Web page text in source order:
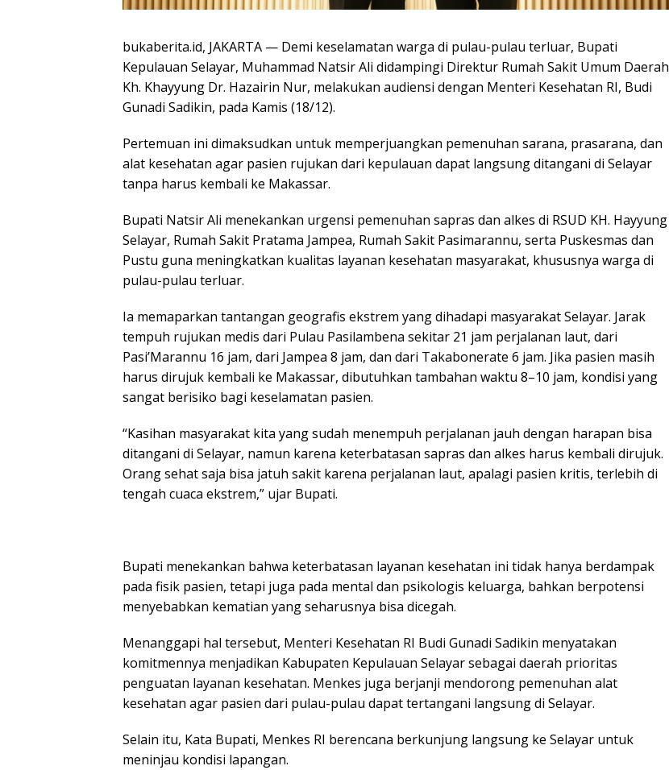
bukaberita.id, JAKARTA — Demi keselamatan warga di pulau-pulau terluar, Bupati
Kepulauan Selayar, Muhammad Natsir Ali didampingi Direktur Rumah Sakit Umum Daerah
Kh. Khayyung Dr. Hazairin Nur, melakukan audiensi dengan Menteri Kesehatan RI, Budi
Gunadi Sadikin, pada Kamis (18/12).
Pertemuan ini dimaksudkan untuk memperjuangkan pemenuhan sarana, prasarana, dan
alat kesehatan agar pasien rujukan dari kepulauan dapat langsung ditangani di Selayar
tanpa harus kembali ke Makassar.
Bupati Natsir Ali menekankan urgensi pemenuhan sapras dan alkes di RSUD KH. Hayyung
Selayar, Rumah Sakit Pratama Jampea, Rumah Sakit Pasimarannu, serta Puskesmas dan
Pustu guna meningkatkan kualitas layanan kesehatan masyarakat, khususnya warga di
pulau-pulau terluar.
Ia memaparkan tantangan geografis ekstrem yang dihadapi masyarakat Selayar. Jarak
tempuh rujukan medis dari Pulau Pasilambena sekitar 21 jam perjalanan laut, dari
Pasi’Marannu 16 jam, dari Jampea 8 jam, dan dari Takabonerate 6 jam. Jika pasien masih
harus dirujuk kembali ke Makassar, dibutuhkan tambahan waktu 8–10 jam, kondisi yang
sangat berisiko bagi keselamatan pasien.
“Kasihan masyarakat kita yang sudah menempuh perjalanan jauh dengan harapan bisa
ditangani di Selayar, namun karena keterbatasan sapras dan alkes harus kembali dirujuk.
Orang sehat saja bisa jatuh sakit karena perjalanan laut, apalagi pasien kritis, terlebih di
tengah cuaca ekstrem,” ujar Bupati.
Bupati menekankan bahwa keterbatasan layanan kesehatan ini tidak hanya berdampak
pada fisik pasien, tetapi juga pada mental dan psikologis keluarga, bahkan berpotensi
menyebabkan kematian yang seharusnya bisa dicegah.
Menanggapi hal tersebut, Menteri Kesehatan RI Budi Gunadi Sadikin menyatakan
komitmennya menjadikan Kabupaten Kepulauan Selayar sebagai daerah prioritas
penguatan layanan kesehatan. Menkes juga berjanji mendorong pemenuhan alat
kesehatan agar pasien dari pulau-pulau dapat tertangani langsung di Selayar.
Selain itu, Kata Bupati, Menkes RI berencana berkunjung langsung ke Selayar untuk
meninjau kondisi lapangan.